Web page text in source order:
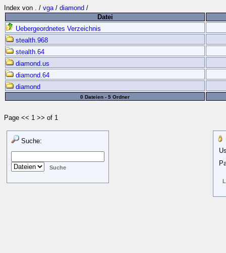
Index von . / vga/ diamond /
Datei
Uebergeordnetes Verzeichnis
stealth.968
stealth.64
diamond.us
diamond.64
diamond
0 Dateien - 5 Ordner
Page << 1 >> of 1
Suche: